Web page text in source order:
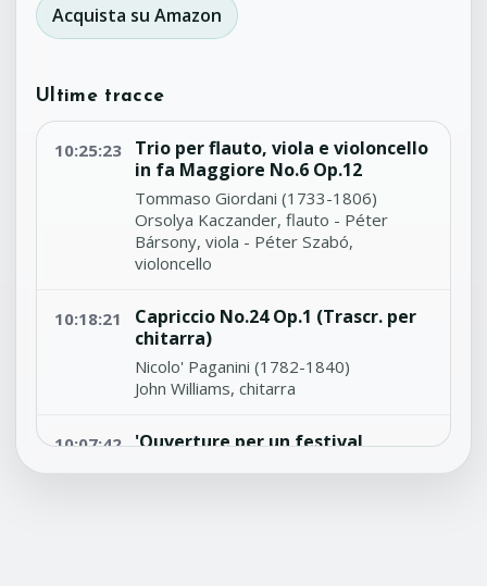
Acquista su Amazon
Ultime tracce
10:25:23
Trio per flauto, viola e violoncello
in fa Maggiore No.6 Op.12
Tommaso Giordani (1733-1806)
Orsolya Kaczander, flauto - Péter
Bársony, viola - Péter Szabó,
violoncello
10:18:21
Capriccio No.24 Op.1 (Trascr. per
chitarra)
Nicolo' Paganini (1782-1840)
John Williams, chitarra
10:07:42 'Ouverture per un festival